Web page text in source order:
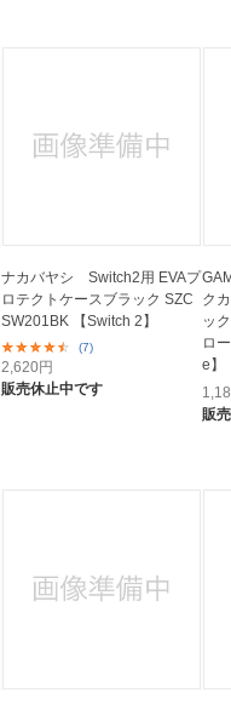
ナカバヤシ Switch2用 EVAプ
ロテクトケースブラック SZC
SW201BK 【Switch 2】
(7)
2,620円
販売休止中です
ク
ッ
ロ
e】
販